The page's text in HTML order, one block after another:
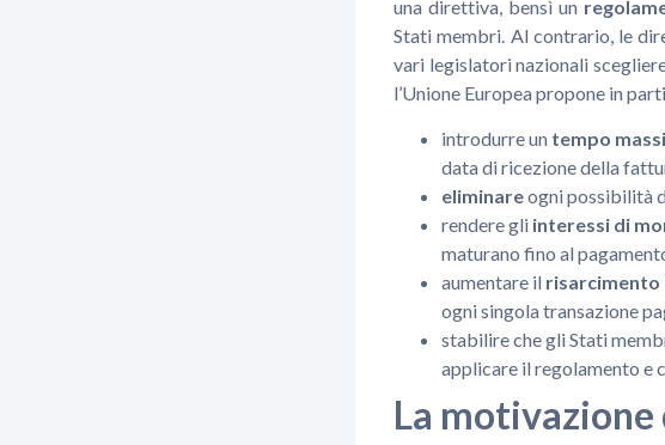
una direttiva, bensì un
Stati membri. Al contrario, le
vari legislatori nazionali
l’Unione Europea propone in
introdurre un tempo
data di ricezione della
eliminareogni possibilità
rendere gli interessi di
maturano fino al
aumentare il
ogni singola transazione
stabilire che gli Stati
applicare il regolamento e
La